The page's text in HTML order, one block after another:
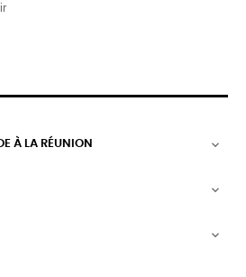
À LA RÉUNION 

